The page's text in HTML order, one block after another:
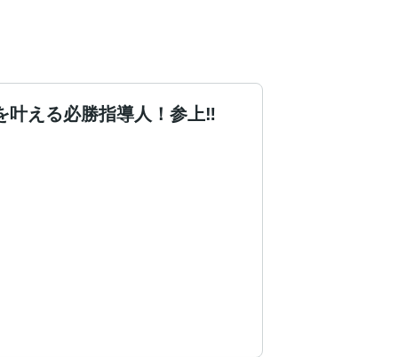
叶える必勝指導人！参上‼